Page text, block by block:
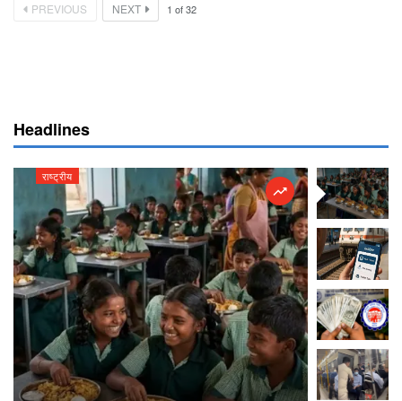
PREVIOUS NEXT 1 of32
Headlines
राष्ट्रीय राष्ट्रीय